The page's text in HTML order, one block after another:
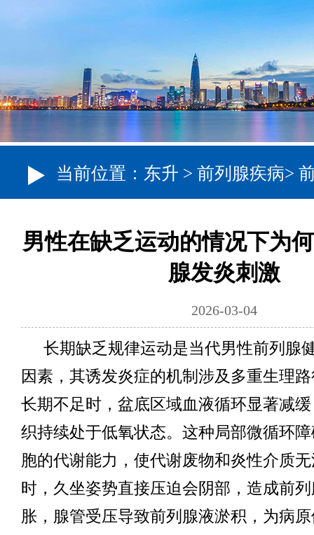
当前位置： 东升 > 前列腺疾病>
男性在缺乏运动的情况下为
腺发炎刺激
2026-03-04
长期缺乏规律运动是当代男性前列腺
因素，其诱发炎症的机制涉及多重生理
长期不足时，盆底区域血液循环显著减
织持续处于低氧状态。这种局部微循环
胞的代谢能力，使代谢废物和炎性介质
时，久坐姿势直接压迫会阴部，造成前
胀，腺管受压导致前列腺液淤积，为病